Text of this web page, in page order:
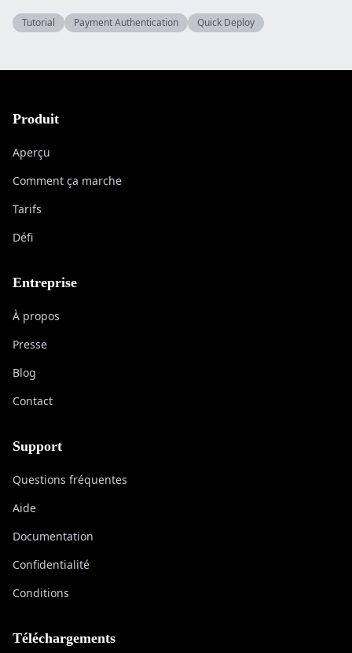
Tutorial Payment Authentication Quick Deploy
Produit
Aperçu
Comment ça marche
Tarifs
Défi
Entreprise
À propos
Presse
Blog
Contact
Support
Questions fréquentes
Aide
Documentation
Confidentialité
Conditions
Téléchargements